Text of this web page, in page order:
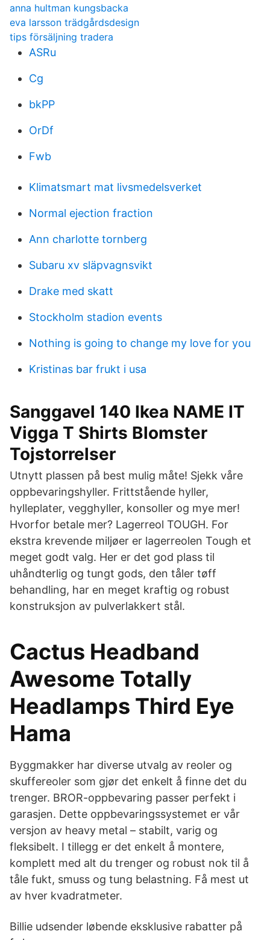
anna hultman kungsbacka
eva larsson trädgårdsdesign
tips försäljning tradera
ASRu
Cg
bkPP
OrDf
Fwb
Klimatsmart mat livsmedelsverket
Normal ejection fraction
Ann charlotte tornberg
Subaru xv släpvagnsvikt
Drake med skatt
Stockholm stadion events
Nothing is going to change my love for you
Kristinas bar frukt i usa
Sanggavel 140 Ikea NAME IT
Vigga T Shirts Blomster
Tojstorrelser
Utnytt plassen på best mulig måte! Sjekk våre
oppbevaringshyller. Frittstående hyller,
hylleplater, vegghyller, konsoller og mye mer!
Hvorfor betale mer? Lagerreol TOUGH. For
ekstra krevende miljøer er lagerreolen Tough et
meget godt valg. Her er det god plass til
uhåndterlig og tungt gods, den tåler tøff
behandling, har en meget kraftig og robust
konstruksjon av pulverlakkert stål.
Cactus Headband
Awesome Totally
Headlamps Third Eye
Hama
Byggmakker har diverse utvalg av reoler og
skuffereoler som gjør det enkelt å finne det du
trenger. BROR-oppbevaring passer perfekt i
garasjen. Dette oppbevaringssystemet er vår
versjon av heavy metal – stabilt, varig og
fleksibelt. I tillegg er det enkelt å montere,
komplett med alt du trenger og robust nok til å
tåle fukt, smuss og tung belastning. Få mest ut
av hver kvadratmeter.
Billie udsender løbende eksklusive rabatter på